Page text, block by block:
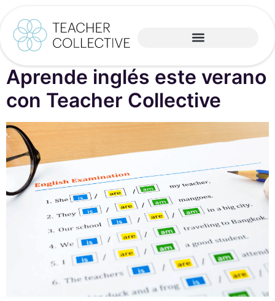
Aprende inglés este verano
con Teacher Collective